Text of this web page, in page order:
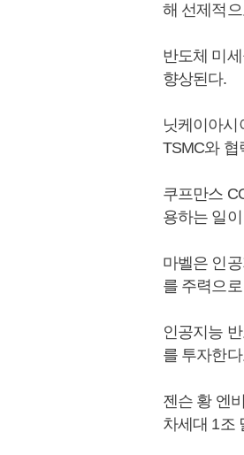
해 선제적
반도체 미
향상된다.
닛케이아시
TSMC와 협
쿠프만스
용하는 일
마벨은 인
를 주력으
인공지능
를 투자한
젠슨 황 엔
차세대 1조